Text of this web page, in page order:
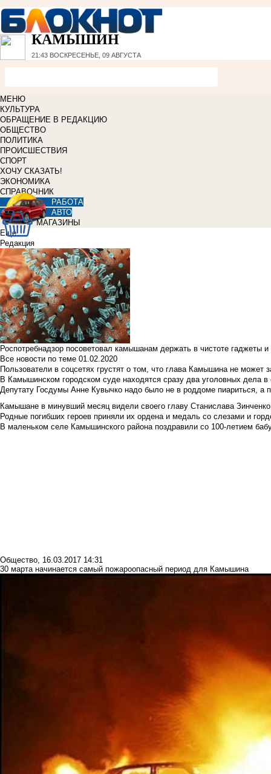
КАМЫШИН
21:43 ВОСКРЕСЕНЬЕ, 09 АВГУСТА
МЕНЮ
КУЛЬТУРА
ОБРАЩЕНИЕ В РЕДАКЦИЮ
ОБЩЕСТВО
ПОЛИТИКА
ПРОИСШЕСТВИЯ
СПОРТ
ХОЧУ СКАЗАТЬ!
ЭКОНОМИКА
СПРАВОЧНИК
РАБОТА
АВТО
МАГАЗИНЫ
Еще
Редакция
Роспотребнадзор посоветовал камышанам держать в чистоте гаджеты
Все новости по теме 01.02.2020
Пользователи в соцсетях грустят о том, что глава Камышина не может
В Камышинском городском суде находятся сразу два уголовных дела
Депутату Госдумы Анне Кувычко надо было не в роддоме пиариться, а
Камышане в минувший месяц видели своего главу Станислава Зинченко
Родные погибших героев приняли их ордена и медаль со слезами и
В маленьком селе Камышинского района поздравили со 100-летием
Общество, 16.03.2017 14:31
30 марта начинается самый пожароопасный период для Камышина